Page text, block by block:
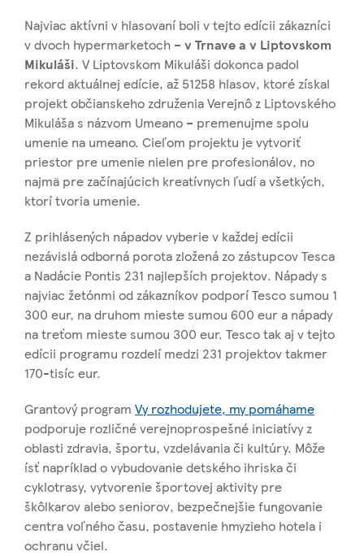
Najviac aktívni v hlasovaní boli v tejto edícii zákazníci
v dvoch hypermarketoch – v Trnave a v Liptovskom
Mikuláši. V Liptovskom Mikuláši dokonca padol
rekord aktuálnej edície, až 51258 hlasov, ktoré získal
projekt občianskeho združenia Verejnô z Liptovského
Mikuláša s názvom Umeano – premenujme spolu
umenie na umeano. Cieľom projektu je vytvoriť
priestor pre umenie nielen pre profesionálov, no
najmä pre začínajúcich kreatívnych ľudí a všetkých,
ktorí tvoria umenie.
Z prihlásených nápadov vyberie v každej edícii
nezávislá odborná porota zložená zo zástupcov Tesca
a Nadácie Pontis 231 najlepších projektov. Nápady s
najviac žetónmi od zákazníkov podporí Tesco sumou 1
300 eur, na druhom mieste sumou 600 eur a nápady
na treťom mieste sumou 300 eur. Tesco tak aj v tejto
edícii programu rozdelí medzi 231 projektov takmer
170-tisíc eur.
Grantový program Vy rozhodujete, my pomáhame
podporuje rozličné verejnoprospešné iniciatívy z
oblasti zdravia, športu, vzdelávania či kultúry. Môže
ísť napríklad o vybudovanie detského ihriska či
cyklotrasy, vytvorenie športovej aktivity pre
škôlkarov alebo seniorov, bezpečnejšie fungovanie
centra voľného času, postavenie hmyzieho hotela i
ochranu včiel.